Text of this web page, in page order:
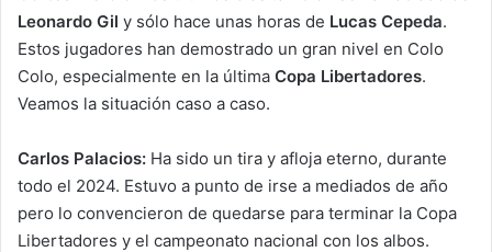
Leonardo Gil y sólo hace unas horas de Lucas Cepeda.
Estos jugadores han demostrado un gran nivel en Colo
Colo, especialmente en la última Copa Libertadores.
Veamos la situación caso a caso.
Carlos Palacios: Ha sido un tira y afloja eterno, durante
todo el 2024. Estuvo a punto de irse a mediados de año
pero lo convencieron de quedarse para terminar la Copa
Libertadores y el campeonato nacional con los albos.